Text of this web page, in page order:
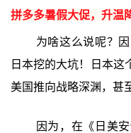
拼多多暑假大促，升温
为啥这么说呢？
日本挖的大坑！日本这
美国推向战略深渊，甚
因为，在《日美